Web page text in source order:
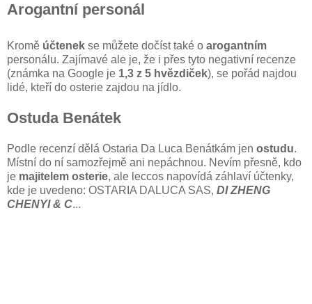
Arogantní personál
Kromě účtenek se můžete dočíst také o arogantním
personálu. Zajímavé ale je, že i přes tyto negativní recenze
(známka na Google je 1,3 z 5 hvězdiček), se pořád najdou
lidé, kteří do osterie zajdou na jídlo.
Ostuda Benátek
Podle recenzí dělá Ostaria Da Luca Benátkám jen ostudu.
Místní do ní samozřejmě ani nepáchnou. Nevím přesně, kdo
je majitelem osterie, ale leccos napovídá záhlaví účtenky,
kde je uvedeno: OSTARIA DALUCA SAS, DI ZHENG
CHENYI & C...